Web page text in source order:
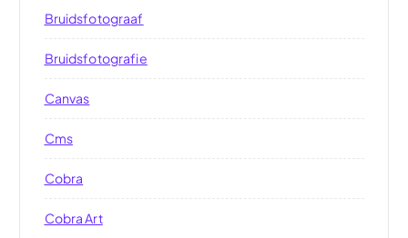
Bruidsfotograaf
Bruidsfotografie
Canvas
Cms
Cobra
Cobra Art